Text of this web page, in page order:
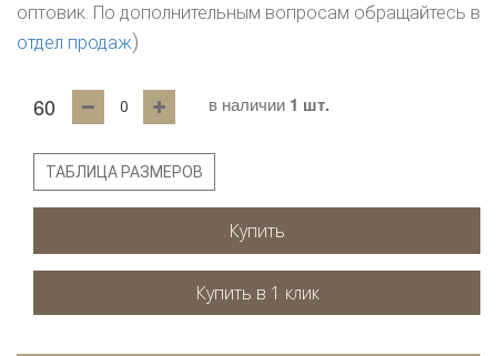
оптовик. По дополнительным вопросам обращайтесь в
отдел продаж)
60 в наличии 1 шт.
ТАБЛИЦА РАЗМЕРОВ
Купить